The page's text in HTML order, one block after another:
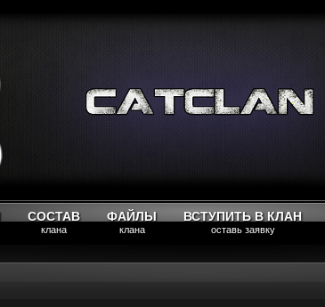
СОСТАВ
клана
ФАЙЛЫ
клана
ВСТУПИТЬ В КЛАН
оставь заявку